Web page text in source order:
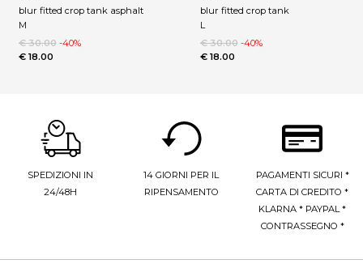
blur fitted crop tank asphalt
M
€ 30.00 -40%
€ 18.00
blur fitted crop tank
L
€ 30.00 -40%
€ 18.00
SPEDIZIONI IN
24/48H
14 GIORNI PER IL
RIPENSAMENTO
PAGAMENTI SICURI *
CARTA DI CREDITO *
KLARNA * PAYPAL *
CONTRASSEGNO *